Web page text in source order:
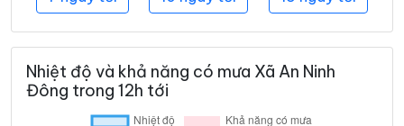
Nhiệt độ và khả năng có mưa Xã An Ninh
Đông trong 12h tới